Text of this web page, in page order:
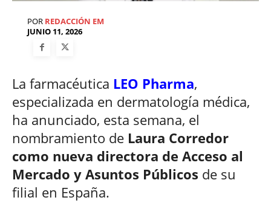
POR REDACCIÓN EM
JUNIO 11, 2026
La farmacéutica LEO Pharma,
especializada en dermatología médica,
ha anunciado, esta semana, el
nombramiento de Laura Corredor
como nueva directora de Acceso al
Mercado y Asuntos Públicos de su
filial en España.